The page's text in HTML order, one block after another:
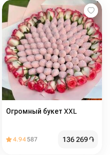
Огромный букет XXL
4.94587 136 269֏